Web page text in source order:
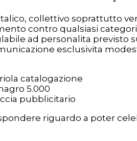
collettivo soprattutto
contro qualsiasi
ad personalita previsto
esclusivita
catalogazione
5.000
pubblicitario
riguardo a poter